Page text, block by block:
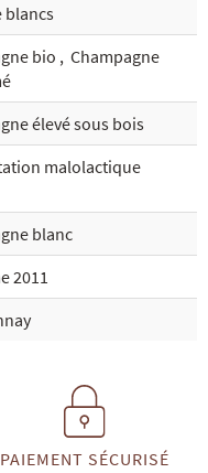
blancs
bio , Champagne
élevé sous bois
malolactique
blanc
2011
PAIEMENT SÉCURISÉ